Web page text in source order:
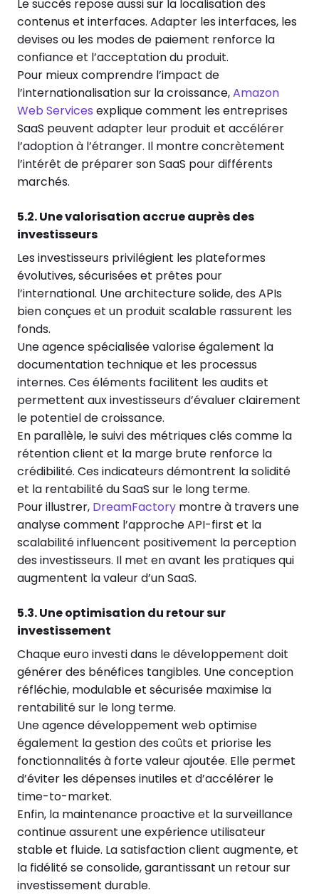
Le succès repose aussi sur la localisation des
contenus et interfaces. Adapter les interfaces, les
devises ou les modes de paiement renforce la
confiance et l’acceptation du produit.
Pour mieux comprendre l’impact de
l’internationalisation sur la croissance,Amazon
Web Services explique comment les entreprises
SaaS peuvent adapter leur produit et accélérer
l’adoption à l’étranger. Il montre concrètement
l’intérêt de préparer son SaaS pour différents
marchés.
5.2. Une valorisation accrue auprès des
investisseurs
Les investisseurs privilégient les plateformes
évolutives, sécurisées et prêtes pour
l’international. Une architecture solide, des APIs
bien conçues et un produit scalable rassurent les
fonds.
Une agence spécialisée valorise également la
documentation technique et les processus
internes. Ces éléments facilitent les audits et
permettent aux investisseurs d’évaluer clairement
le potentiel de croissance.
En parallèle, le suivi des métriques clés comme la
rétention client et la marge brute renforce la
crédibilité. Ces indicateurs démontrent la solidité
et la rentabilité du SaaS sur le long terme.
Pour illustrer, DreamFactory montre à travers une
analyse comment l’approche API-first et la
scalabilité influencent positivement la perception
des investisseurs. Il met en avant les pratiques qui
augmentent la valeur d’un SaaS.
5.3. Une optimisation du retour sur
investissement
Chaque euro investi dans le développement doit
générer des bénéfices tangibles. Une conception
réfléchie, modulable et sécurisée maximise la
rentabilité sur le long terme.
Une agence développement web optimise
également la gestion des coûts et priorise les
fonctionnalités à forte valeur ajoutée. Elle permet
d’éviter les dépenses inutiles et d’accélérer le
time-to-market.
Enfin, la maintenance proactive et la surveillance
continue assurent une expérience utilisateur
stable et fluide. La satisfaction client augmente, et
la fidélité se consolide, garantissant un retour sur
investissement durable.